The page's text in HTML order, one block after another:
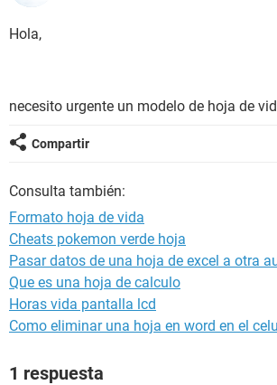
Hola,
necesito urgente un modelo de hoja de
Compartir
Consulta también:
Formato hoja de vida
Cheats pokemon verde hoja
Pasar datos de una hoja de excel a otra
Que es una hoja de calculo
Horas vida pantalla lcd
Como eliminar una hoja en word en el
1 respuesta